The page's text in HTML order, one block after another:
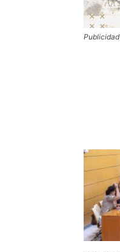
Publicidad